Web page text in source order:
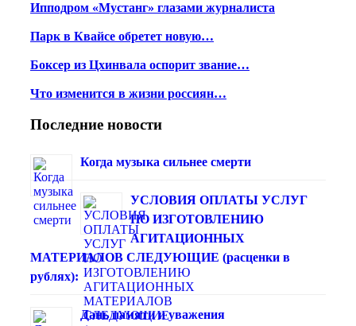
Ипподром «Мустанг» глазами журналиста
Парк в Квайсе обретет новую…
Боксер из Цхинвала оспорит звание…
Что изменится в жизни россиян…
Последние новости
Когда музыка сильнее смерти
УСЛОВИЯ ОПЛАТЫ УСЛУГ
ПО ИЗГОТОВЛЕНИЮ
АГИТАЦИОННЫХ
МАТЕРИАЛОВ СЛЕДУЮЩИЕ (расценки в
рублях):
Дань памяти и уважения